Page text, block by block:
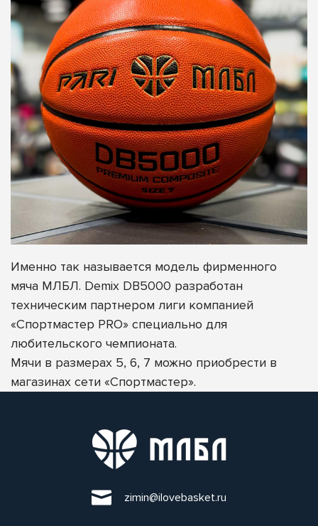
Именно так называется модель фирменного
мяча МЛБЛ. Demix DB5000 разработан
техническим партнером лиги компанией
«Спортмастер PRO» специально для
любительского чемпионата.
Мячи в размерах 5, 6, 7 можно приобрести в
магазинах сети «Спортмастер».
zimin@ilovebasket.ru